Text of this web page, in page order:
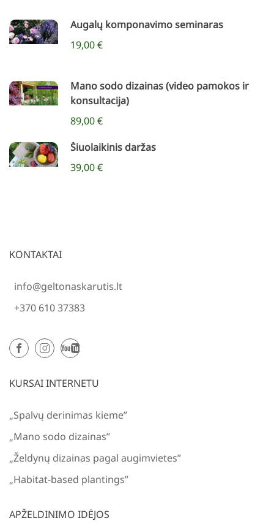
Augalų komponavimo seminaras
19,00 €
Mano sodo dizainas (video pamokos ir
konsultacija)
89,00 €
Šiuolaikinis daržas
39,00 €
KONTAKTAI
info@geltonaskarutis.lt
+370 610 37383
KURSAI INTERNETU
„Spalvų derinimas kieme”
„Mano sodo dizainas”
„Želdynų dizainas pagal augimvietes”
„Habitat-based plantings”
APŽELDINIMO IDĖJOS